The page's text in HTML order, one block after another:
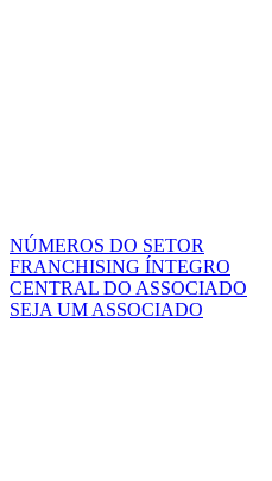
NÚMEROS DO SETOR
FRANCHISING ÍNTEGRO
CENTRAL DO ASSOCIADO
SEJA UM ASSOCIADO